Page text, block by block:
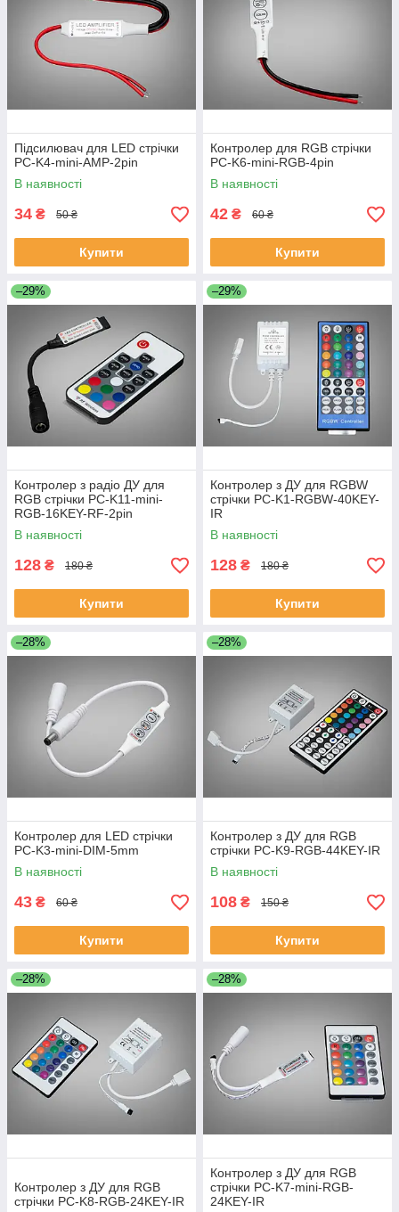
Підсилювач для LED стрічки
PC-K4-mini-AMP-2pin
В наявності
34 ₴ 50 ₴
Купити
Контролер для RGB стрічки
PC-K6-mini-RGB-4pin
В наявності
42 ₴ 60 ₴
Купити
–29%
Контролер з радіо ДУ для
RGB стрічки PC-K11-mini-
RGB-16KEY-RF-2pin
В наявності
128 ₴ 180 ₴
Купити
–29%
Контролер з ДУ для RGBW
стрічки PC-K1-RGBW-40KEY-
IR
В наявності
128 ₴ 180 ₴
Купити
–28%
Контролер для LED стрічки
PC-K3-mini-DIM-5mm
В наявності
43 ₴ 60 ₴
Купити
–28%
Контролер з ДУ для RGB
стрічки PC-K9-RGB-44KEY-IR
В наявності
108 ₴ 150 ₴
Купити
–28%
Контролер з ДУ для RGB
стрічки PC-K8-RGB-24KEY-IR
–28%
Контролер з ДУ для RGB
стрічки PC-K7-mini-RGB-
24KEY-IR